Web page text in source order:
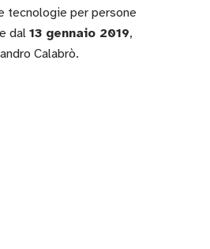
tecnologie per persone
dal 13 gennaio 2019,
Calabrò.